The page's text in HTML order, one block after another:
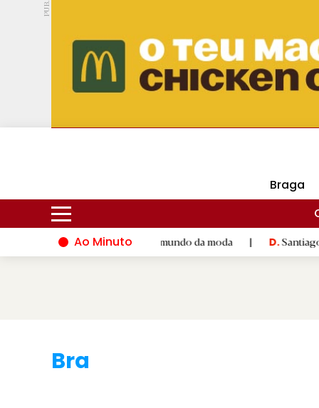
PUB.
Hoje 18ºC 29ºC DMtv
Braga
Ao Minuto
e à inovação do mundo da moda | D.Santiago de
Braga.